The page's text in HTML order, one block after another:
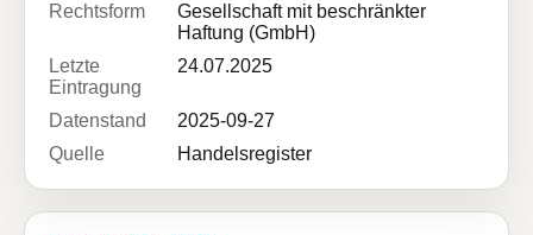
Rechtsform
Gesellschaft mit beschränkter
Haftung (GmbH)
Letzte
Eintragung
24.07.2025
Datenstand
2025-09-27
Quelle
Handelsregister